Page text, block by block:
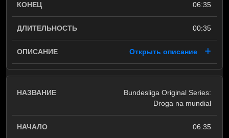
06:35
00:35
Открыть описание
Bundesliga Original Series:
Droga na mundial
06:35